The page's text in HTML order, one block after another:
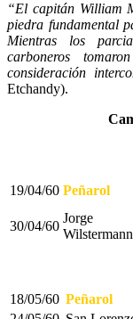
“El capitán William
piedra fundamental
Mientras los
carboneros
consideración
Etchandy).
19/04/60 Peñarol
30/04/60
Jorge
Wilstermann
18/05/60 Peñarol